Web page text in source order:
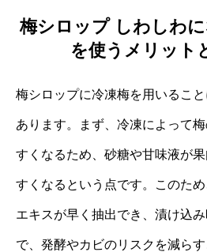
梅シロップ しわしわ
を使うメリット
梅シロップに冷凍梅を用いるこ
あります。まず、冷凍によって
すくなるため、砂糖や甘味液が
すくなるという点です。このた
エキスが早く抽出でき、漬け込
で、発酵やカビのリスクを減ら